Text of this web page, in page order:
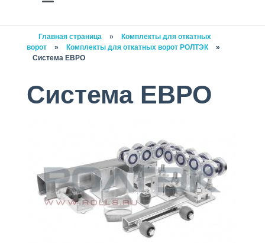
Главная страница »
Комплекты для откатных
ворот
» Комплекты для откатных ворот РОЛТЭК
»
Система ЕВРО
Система ЕВРО